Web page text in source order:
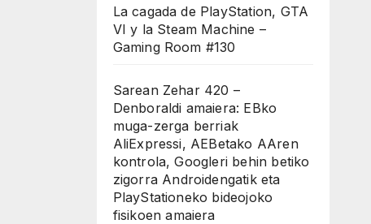
La cagada de PlayStation, GTA
VI y la Steam Machine –
Gaming Room #130
Sarean Zehar 420 –
Denboraldi amaiera: EBko
muga-zerga berriak
AliExpressi, AEBetako AAren
kontrola, Googleri behin betiko
zigorra Androidengatik eta
PlayStationeko bideojoko
fisikoen amaiera